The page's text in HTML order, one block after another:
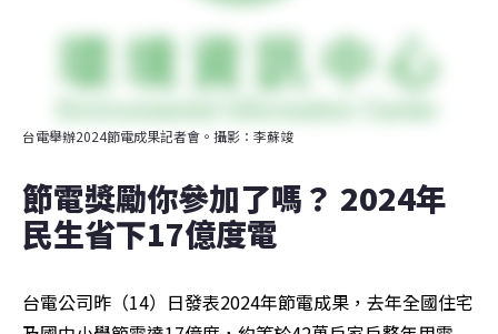
台電舉辦2024節電成果記者會。攝影：李蘇竣
節電獎勵你參加了嗎？ 2024年
民生省下17億度電
台電公司昨（14）日發表2024年節電成果，去年全國住宅